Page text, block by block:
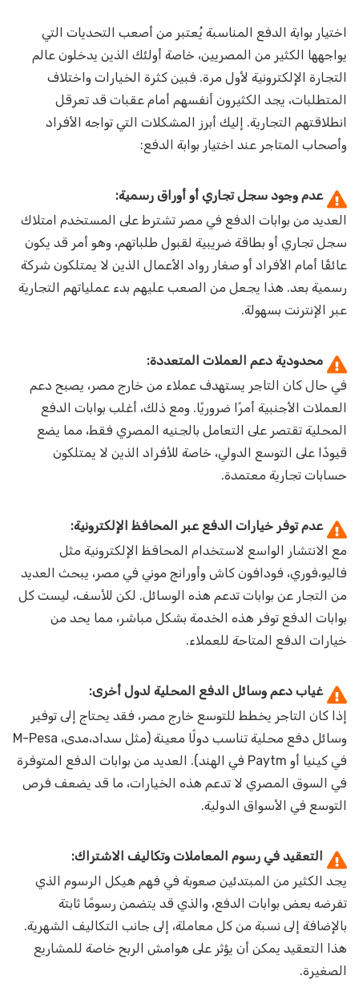
اختيار بوابة الدفع المناسبة يُعتبر من أصعب التحديات التي
يواجهها الكثير من المصريين، خاصة أولئك الذين يدخلون عالم
التجارة الإلكترونية لأول مرة. فبين كثرة الخيارات واختلاف
المتطلبات، يجد الكثيرون أنفسهم أمام عقبات قد تعرقل
انطلاقتهم التجارية. إليك أبرز المشكلات التي تواجه الأفراد
وأصحاب المتاجر عند اختيار بوابة الدفع:
عدم وجود سجل تجاري أو أوراق رسمية:
العديد من بوابات الدفع في مصر تشترط على المستخدم امتلاك
سجل تجاري أو بطاقة ضريبية لقبول طلباتهم، وهو أمر قد يكون
عائقًا أمام الأفراد أو صغار رواد الأعمال الذين لا يمتلكون شركة
رسمية بعد. هذا يجعل من الصعب عليهم بدء عملياتهم التجارية
عبر الإنترنت بسهولة.
محدودية دعم العملات المتعددة:
في حال كان التاجر يستهدف عملاء من خارج مصر، يصبح دعم
العملات الأجنبية أمرًا ضروريًا. ومع ذلك، أغلب بوابات الدفع
المحلية تقتصر على التعامل بالجنيه المصري فقط، مما يضع
قيودًا على التوسع الدولي، خاصة للأفراد الذين لا يمتلكون
حسابات تجارية معتمدة.
عدم توفر خيارات الدفع عبر المحافظ الإلكترونية:
مع الانتشار الواسع لاستخدام المحافظ الإلكترونية مثل
فاليو،فوري، فودافون كاش وأورانج موني في مصر، يبحث العديد
من التجار عن بوابات تدعم هذه الوسائل. لكن للأسف، ليست كل
بوابات الدفع توفر هذه الخدمة بشكل مباشر، مما يحد من
خيارات الدفع المتاحة للعملاء.
غياب دعم وسائل الدفع المحلية لدول أخرى:
إذا كان التاجر يخطط للتوسع خارج مصر، فقد يحتاج إلى توفير
وسائل دفع محلية تناسب دولًا معينة (مثل سداد،مدى، M-Pesa
في كينيا أو Paytm في الهند). العديد من بوابات الدفع المتوفرة
في السوق المصري لا تدعم هذه الخيارات، ما قد يضعف فرص
التوسع في الأسواق الدولية.
التعقيد في رسوم المعاملات وتكاليف الاشتراك:
يجد الكثير من المبتدئين صعوبة في فهم هيكل الرسوم الذي
تفرضه بعض بوابات الدفع، والذي قد يتضمن رسومًا ثابتة
بالإضافة إلى نسبة من كل معاملة، إلى جانب التكاليف الشهرية.
هذا التعقيد يمكن أن يؤثر على هوامش الربح خاصة للمشاريع
الصغيرة.